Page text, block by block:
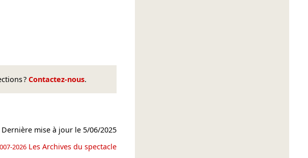
? Contactez-nous.
Dernière mise à jour le 5/06/2025
2026 Les Archives du spectacle